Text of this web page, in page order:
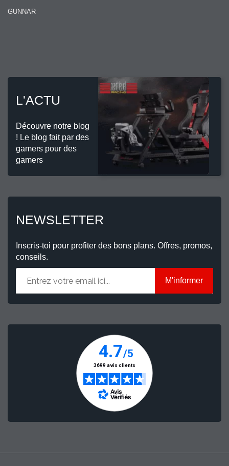
GUNNAR
L'ACTU
Découvre notre blog
! Le blog fait par des
gamers pour des
gamers
NEWSLETTER
Inscris-toi pour profiter des bons plans. Offres, promos,
conseils.
M'informer